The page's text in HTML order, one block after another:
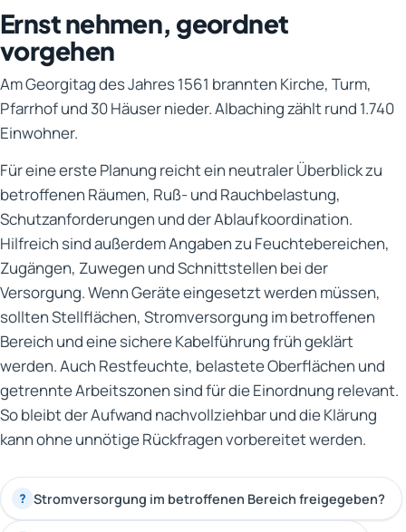
Ernst nehmen, geordnet
vorgehen
Am Georgitag des Jahres 1561 brannten Kirche, Turm,
Pfarrhof und 30 Häuser nieder. Albaching zählt rund 1.740
Einwohner.
Für eine erste Planung reicht ein neutraler Überblick zu
betroffenen Räumen, Ruß- und Rauchbelastung,
Schutzanforderungen und der Ablaufkoordination.
Hilfreich sind außerdem Angaben zu Feuchtebereichen,
Zugängen, Zuwegen und Schnittstellen bei der
Versorgung. Wenn Geräte eingesetzt werden müssen,
sollten Stellflächen, Stromversorgung im betroffenen
Bereich und eine sichere Kabelführung früh geklärt
werden. Auch Restfeuchte, belastete Oberflächen und
getrennte Arbeitszonen sind für die Einordnung relevant.
So bleibt der Aufwand nachvollziehbar und die Klärung
kann ohne unnötige Rückfragen vorbereitet werden.
? Stromversorgung im betroffenen Bereich freigegeben?